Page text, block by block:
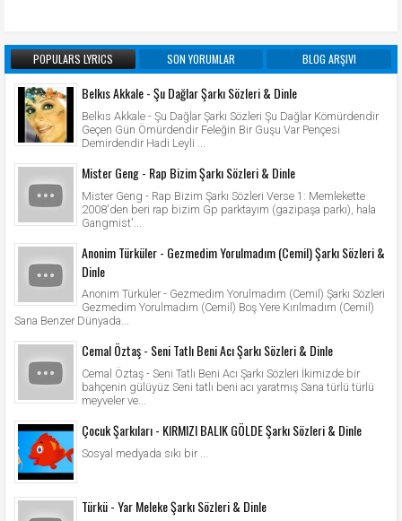
POPULARS LYRICS SON YORUMLAR BLOG ARŞIVI
Belkıs Akkale - Şu Dağlar Şarkı Sözleri & Dinle
Belkıs Akkale - Şu Dağlar Şarkı Sözleri Şu Dağlar Kömürdendir
Geçen Gün Ömürdendir Feleğin Bir Guşu Var Pençesi
Demirdendir Hadi Leyli ...
Mister Geng - Rap Bizim Şarkı Sözleri & Dinle
Mister Geng - Rap Bizim Şarkı Sözleri Verse 1: Memlekette
2008'den beri rap bizim Gp parktayım (gazipaşa parkı), hala
Gangmist'...
Anonim Türküler - Gezmedim Yorulmadım (Cemil) Şarkı Sözleri &
Dinle
Anonim Türküler - Gezmedim Yorulmadım (Cemil) Şarkı Sözleri
Gezmedim Yorulmadım (Cemil) Boş Yere Kırılmadım (Cemil)
Sana Benzer Dünyada...
Cemal Öztaş - Seni Tatlı Beni Acı Şarkı Sözleri & Dinle
Cemal Öztaş - Seni Tatlı Beni Acı Şarkı Sözleri İkimizde bir
bahçenin gülüyüz Seni tatlı beni acı yaratmış Sana türlü türlü
meyveler ve...
Çocuk Şarkıları - KIRMIZI BALIK GÖLDE Şarkı Sözleri & Dinle
Sosyal medyada sıkı bir ...
Türkü - Yar Meleke Şarkı Sözleri & Dinle